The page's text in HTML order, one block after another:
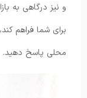
و نیز درگاهی به
برای شما فراهم
محلی پاسخ دهید.